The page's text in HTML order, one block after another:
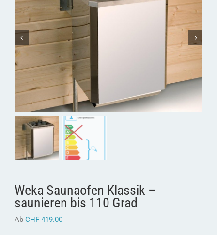
Weka Saunaofen Klassik –
saunieren bis 110 Grad
Ab CHF 419.00